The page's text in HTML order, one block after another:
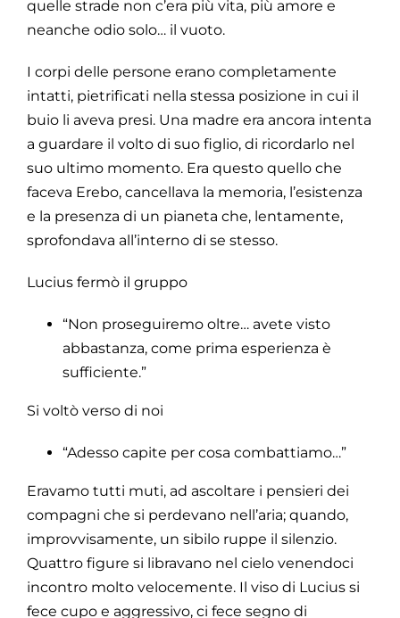
quelle strade non c’era più vita, più amore e
neanche odio solo… il vuoto.
I corpi delle persone erano completamente
intatti, pietrificati nella stessa posizione in cui il
buio li aveva presi. Una madre era ancora intenta
a guardare il volto di suo figlio, di ricordarlo nel
suo ultimo momento. Era questo quello che
faceva Erebo, cancellava la memoria, l’esistenza
e la presenza di un pianeta che, lentamente,
sprofondava all’interno di se stesso.
Lucius fermò il gruppo
“Non proseguiremo oltre… avete visto
abbastanza, come prima esperienza è
sufficiente.”
Si voltò verso di noi
“Adesso capite per cosa combattiamo…”
Eravamo tutti muti, ad ascoltare i pensieri dei
compagni che si perdevano nell’aria; quando,
improvvisamente, un sibilo ruppe il silenzio.
Quattro figure si libravano nel cielo venendoci
incontro molto velocemente. Il viso di Lucius si
fece cupo e aggressivo, ci fece segno di